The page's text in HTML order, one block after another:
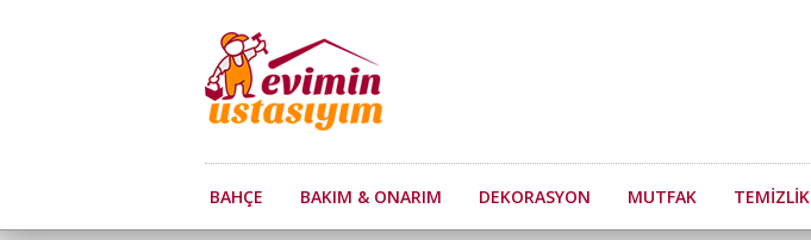
BAHÇE BAKIM & ONARIM DEKORASYON MUTFAK TEMIZLIK